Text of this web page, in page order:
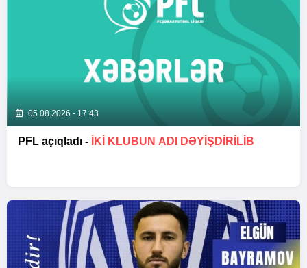
05.08.2026 - 17:43
PFL açıqladı - İKİ KLUBUN ADI DƏYİŞDİRİLİB